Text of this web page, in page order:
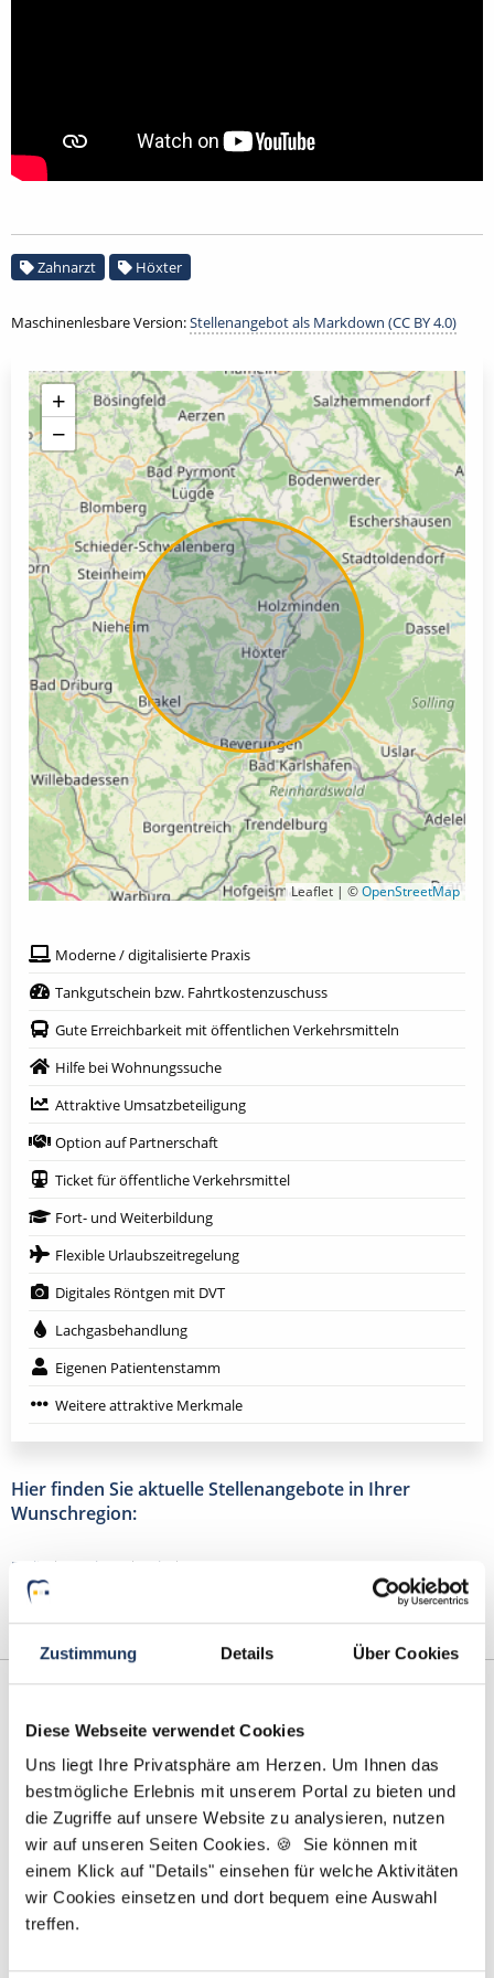
Zustimmung Details Über Cookies
Diese Webseite verwendet Cookies
Uns liegt Ihre Privatsphäre am Herzen. Um Ihnen das
bestmögliche Erlebnis mit unserem Portal zu bieten und
die Zugriffe auf unsere Website zu analysieren, nutzen
wir auf unseren Seiten Cookies. 🍪 Sie können mit
einem Klick auf "Details" einsehen für welche Aktivitäten
wir Cookies einsetzen und dort bequem eine Auswahl
treffen.
Zahnarzt Höxter
Maschinenlesbare Version:Stellenangebot als Markdown (CC BY 4.0)
+
−
Leaflet | ©OpenStreetMap
Moderne / digitalisierte Praxis
Tankgutschein bzw. Fahrtkostenzuschuss
Gute Erreichbarkeit mit öffentlichen Verkehrsmitteln
Hilfe bei Wohnungssuche
Attraktive Umsatzbeteiligung
Option auf Partnerschaft
Ticket für öffentliche Verkehrsmittel
Fort- und Weiterbildung
Flexible Urlaubszeitregelung
Digitales Röntgen mit DVT
Lachgasbehandlung
Eigenen Patientenstamm
Weitere attraktive Merkmale
Hier finden Sie aktuelle Stellenangebote in Ihrer
Wunschregion:
Berlin | Hamburg | Köln |
Marcel Willing
Ansprechpartner
Gemeinsam finden wir die Zahnarztpraxis, die zu